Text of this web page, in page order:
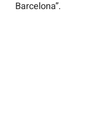
Barcelona”.